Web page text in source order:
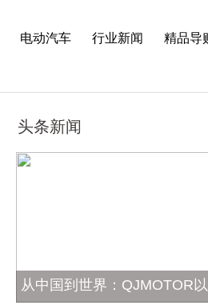
电动汽车 行业新闻 精品导
头条新闻
从中国到世界：QJMOTOR